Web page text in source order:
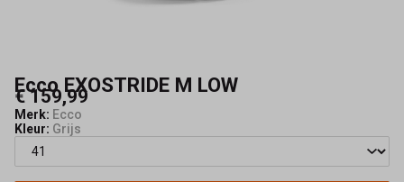
Ecco EXOSTRIDE M LOW
€ 159,99
Merk: Ecco
Kleur: Grijs